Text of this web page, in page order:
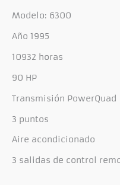
Modelo: 6300
Año 1995
10932 horas
90 HP
Transmisión PowerQuad
3 puntos
Aire acondicionado
3 salidas de control